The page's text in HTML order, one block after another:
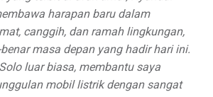
harapan baru dalam
canggih, dan ramah lingkungan,
masa depan yang hadir hari ini.
luar biasa, membantu saya
mobil listrik dengan sangat